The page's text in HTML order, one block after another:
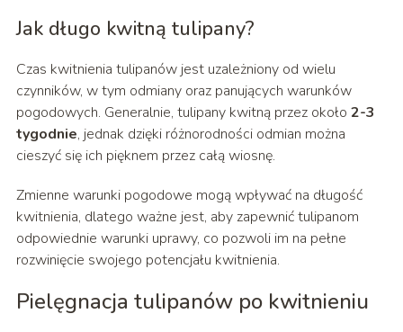
Jak długo kwitną tulipany?
Czas kwitnienia tulipanów jest uzależniony od wielu
czynników, w tym odmiany oraz panujących warunków
pogodowych. Generalnie, tulipany kwitną przez około 2-3
tygodnie, jednak dzięki różnorodności odmian można
cieszyć się ich pięknem przez całą wiosnę.
Zmienne warunki pogodowe mogą wpływać na długość
kwitnienia, dlatego ważne jest, aby zapewnić tulipanom
odpowiednie warunki uprawy, co pozwoli im na pełne
rozwinięcie swojego potencjału kwitnienia.
Pielęgnacja tulipanów po kwitnieniu